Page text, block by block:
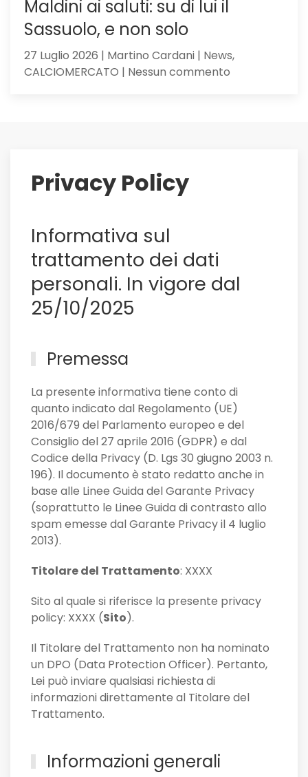
Maldini ai saluti: su di lui il
Sassuolo, e non solo
27 Luglio 2026 | Martino Cardani | News,
CALCIOMERCATO | Nessun commento
Privacy Policy
Informativa sul
trattamento dei dati
personali. In vigore dal
25/10/2025
Premessa
La presente informativa tiene conto di
quanto indicato dal Regolamento (UE)
2016/679 del Parlamento europeo e del
Consiglio del 27 aprile 2016 (GDPR) e dal
Codice della Privacy (D. Lgs 30 giugno 2003 n.
196). Il documento è stato redatto anche in
base alle Linee Guida del Garante Privacy
(soprattutto le Linee Guida di contrasto allo
spam emesse dal Garante Privacy il 4 luglio
2013).
Titolare del Trattamento: XXXX
Sito al quale si riferisce la presente privacy
policy: XXXX (Sito).
Il Titolare del Trattamento non ha nominato
un DPO (Data Protection Officer). Pertanto,
Lei può inviare qualsiasi richiesta di
informazioni direttamente al Titolare del
Trattamento.
Informazioni generali